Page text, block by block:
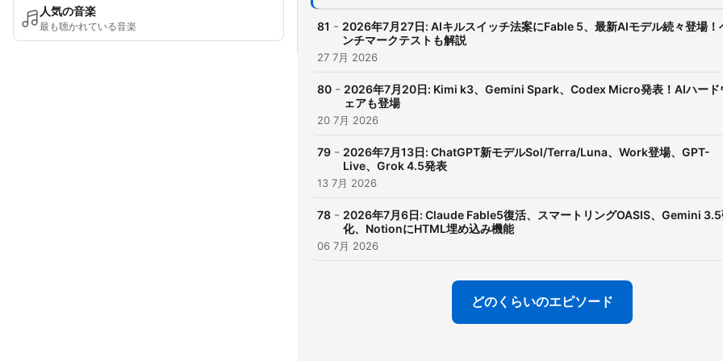
人気の音楽
最も聴かれている音楽
Account Manager、AI開発
SNS総フォロワー40万人
代表取締役。 多摩美術大学
「ILLUMINATE」を立ち上
る。2022年にfeastは事業譲
ーグレナにM&A。7/1から生
AI関連の仕事。
81 - 2026年7月27日: AIキルスイッチ法案にFable 5、最新AIモデル続々登場！
ンチマークテストも解説
27 7月 2026
80 - 2026年7月20日: Kimi k3、Gemini Spark、Codex Micro発表！AIハード
ェアも登場
20 7月 2026
79 - 2026年7月13日: ChatGPT新モデルSol/Terra/Luna、Work登場、GPT-
Live、Grok 4.5発表
13 7月 2026
78 - 2026年7月6日: Claude Fable5復活、スマートリングOASIS、Gemini
化、NotionにHTML埋め込み機能
06 7月 2026
どのくらいのエピソード